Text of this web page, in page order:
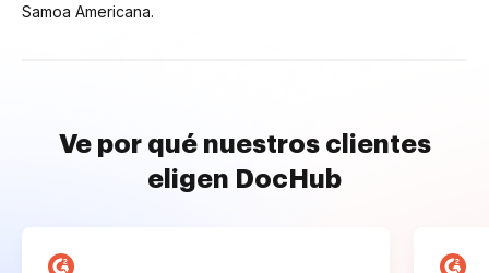
Samoa Americana.
Ve por qué nuestros clientes
eligen DocHub